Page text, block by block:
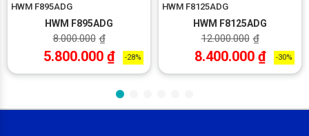
HWM F895ADG
HWM F895ADG
8.000.000 ₫
5.800.000 ₫ -28%
HWM F8125ADG
HWM F8125ADG
12.000.000 ₫
8.400.000 ₫ -30%